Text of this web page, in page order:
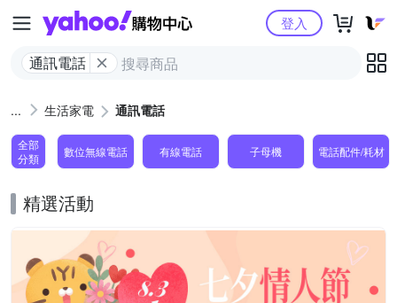
Yahoo購物中心
通訊電話
登入
生活家電 通訊電話
全部
分類
數位無線電話 有線電話 子母機 電話配件/耗材
精選活動